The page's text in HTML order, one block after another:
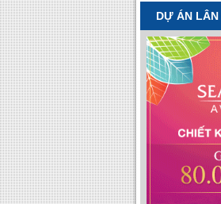
DỰ ÁN LÂN